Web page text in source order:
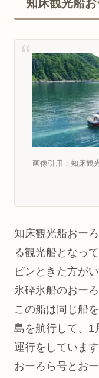
知床観光船
画像引用：知床観
知床観光船おー
る観光船となって
ピンときた方が
氷砕氷船のおー
この船は同じ船
島を航行して、1
運行をしています
おーろら号とお